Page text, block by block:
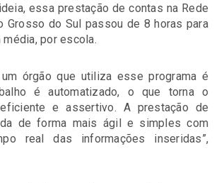
essa prestação de contas na Rede
Grosso do Sul passou de 8 horas para
por escola.
um órgão que utiliza esse programa é
é automatizado, o que torna o
e assertivo. A prestação de
de forma mais ágil e simples com
real das informações inseridas”,